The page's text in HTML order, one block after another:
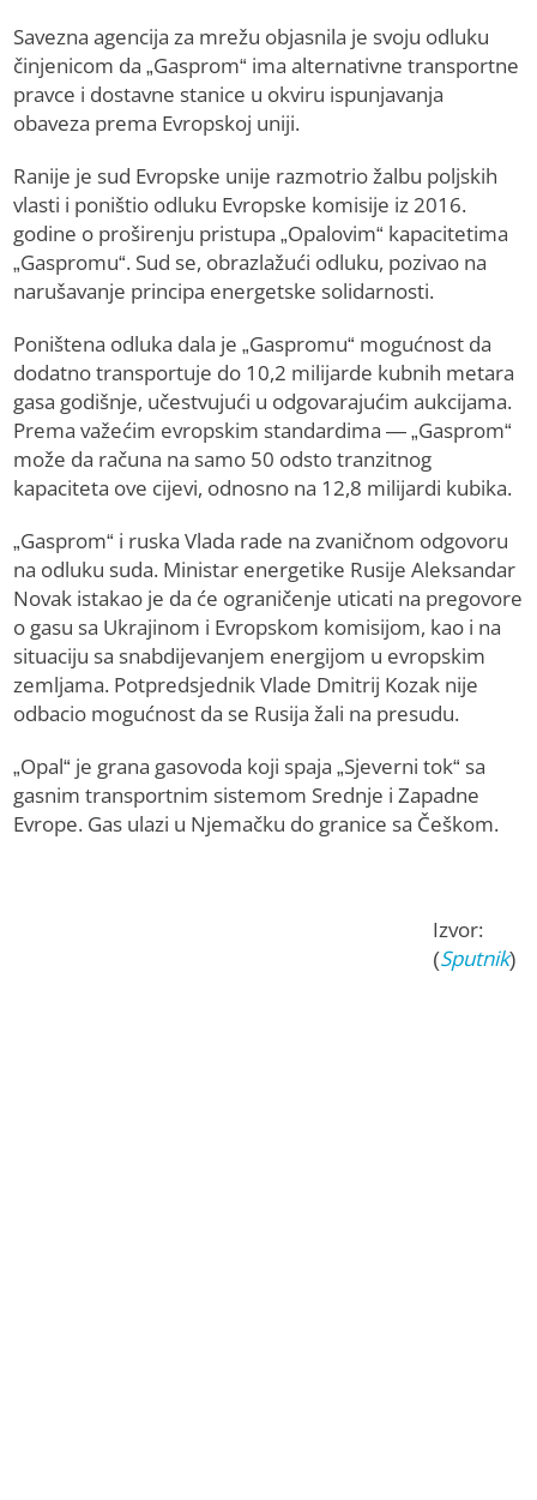
Savezna agencija za mrežu objasnila je svoju odluku
činjenicom da „Gasprom“ ima alternativne transportne
pravce i dostavne stanice u okviru ispunjavanja
obaveza prema Evropskoj uniji.
Ranije je sud Evropske unije razmotrio žalbu poljskih
vlasti i poništio odluku Evropske komisije iz 2016.
godine o proširenju pristupa „Opalovim“ kapacitetima
„Gaspromu“. Sud se, obrazlažući odluku, pozivao na
narušavanje principa energetske solidarnosti.
Poništena odluka dala je „Gaspromu“ mogućnost da
dodatno transportuje do 10,2 milijarde kubnih metara
gasa godišnje, učestvujući u odgovarajućim aukcijama.
Prema važećim evropskim standardima — „Gasprom“
može da računa na samo 50 odsto tranzitnog
kapaciteta ove cijevi, odnosno na 12,8 milijardi kubika.
„Gasprom“ i ruska Vlada rade na zvaničnom odgovoru
na odluku suda. Ministar energetike Rusije Aleksandar
Novak istakao je da će ograničenje uticati na pregovore
o gasu sa Ukrajinom i Evropskom komisijom, kao i na
situaciju sa snabdijevanjem energijom u evropskim
zemljama. Potpredsjednik Vlade Dmitrij Kozak nije
odbacio mogućnost da se Rusija žali na presudu.
„Opal“ je grana gasovoda koji spaja „Sjeverni tok“ sa
gasnim transportnim sistemom Srednje i Zapadne
Evrope. Gas ulazi u Njemačku do granice sa Češkom.
Izvor:
(Sputnik)